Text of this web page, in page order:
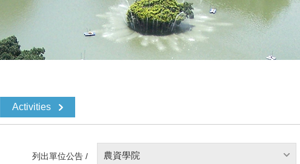
Activities
列出單位公告 / 農資學院